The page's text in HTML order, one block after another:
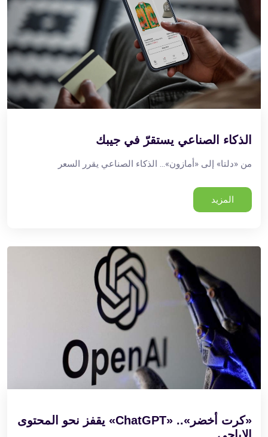
الذكاء الصناعي يستقرّ في جيبك
من «دلتا» إلى «أمازون»... الذكاء الصناعي يقرر السعر
المزيد
«كرت أخضر».. «ChatGPT» يقفز نحو المحتوى
الإباحي